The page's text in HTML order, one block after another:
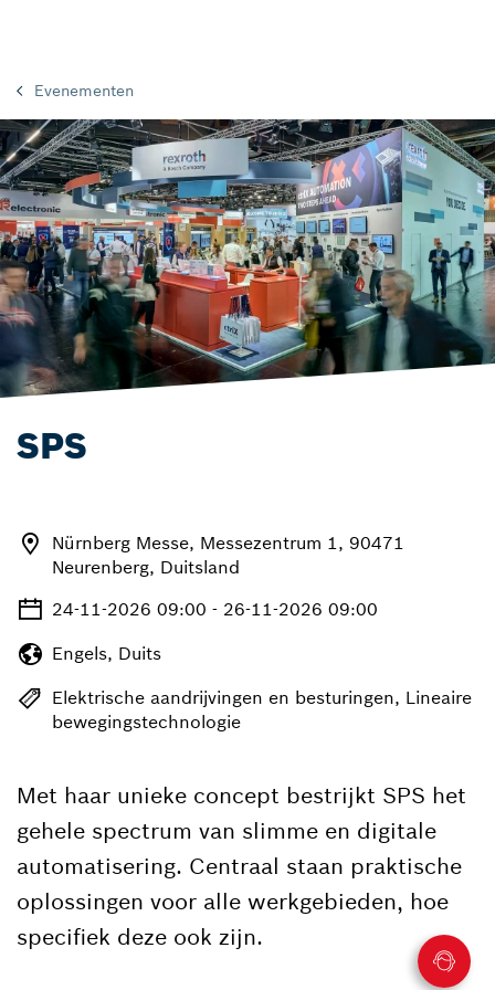
Evenementen
SPS
Nürnberg Messe, Messezentrum 1, 90471
Neurenberg, Duitsland
24-11-2026 09:00 - 26-11-2026 09:00
Engels, Duits
Elektrische aandrijvingen en besturingen, Lineaire
bewegingstechnologie
Met haar unieke concept bestrijkt SPS het
gehele spectrum van slimme en digitale
automatisering. Centraal staan praktische
oplossingen voor alle werkgebieden, hoe
specifiek deze ook zijn.